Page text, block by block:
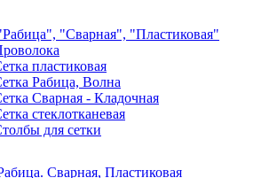
"Сварная", "Пластиковая"
пластиковая
Рабица, Волна
Сварная - Кладочная
стеклотканевая
для сетки
Сварная, Пластиковая